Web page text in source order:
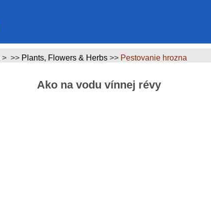
> >> Plants, Flowers & Herbs >> Pestovanie hrozna
Ako na vodu vínnej révy